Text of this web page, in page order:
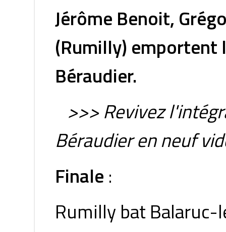
Jérôme Benoit,
(Rumilly) emportent
Béraudier.
>>> Revivez
Béraudier en neuf
Finale :
Rumilly bat